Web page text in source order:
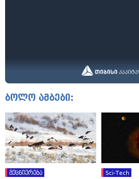
ბოლო ამბები:
მეცნიერება Sci-Tech